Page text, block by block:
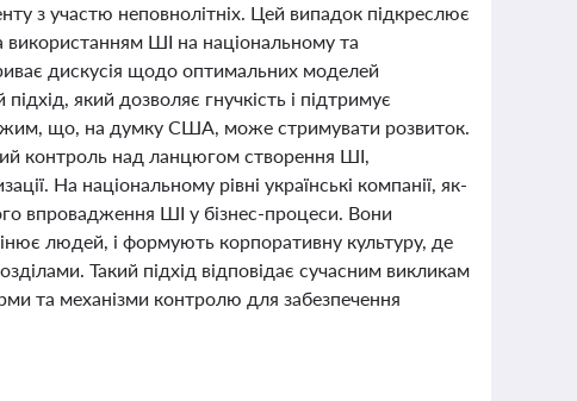
з участю неповнолітніх. Цей випадок підкреслює
використанням ШІ на національному та
дискусія щодо оптимальних моделей
який дозволяє гнучкість і підтримує
що, на думку США, може стримувати розвиток.
контроль над ланцюгом створення ШІ,
На національному рівні українські компанії, як-
впровадження ШІ у бізнес-процеси. Вони
людей, і формують корпоративну культуру, де
Такий підхід відповідає сучасним викликам
та механізми контролю для забезпечення